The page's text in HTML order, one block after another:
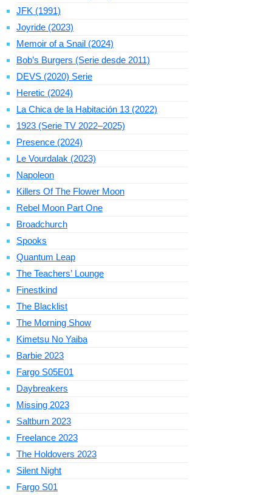
JFK (1991)
Joyride (2023)
Memoir of a Snail (2024)
Bob’s Burgers (Serie desde 2011)
DEVS (2020) Serie
Heretic (2024)
La Chica de la Habitación 13 (2022)
1923 (Serie TV 2022–2025)
Presence (2024)
Le Vourdalak (2023)
Napoleon
Killers Of The Flower Moon
Rebel Moon Part One
Broadchurch
Spooks
Quantum Leap
The Teachers’ Lounge
Finestkind
The Blacklist
The Morning Show
Kimetsu No Yaiba
Barbie 2023
Fargo S05E01
Daybreakers
Missing 2023
Saltburn 2023
Freelance 2023
The Holdovers 2023
Silent Night
Fargo S01